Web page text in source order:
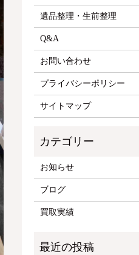
遺品整理・生前整理
Q&A
お問い合わせ
プライバシーポリシー
サイトマップ
お知らせ
ブログ
買取実績